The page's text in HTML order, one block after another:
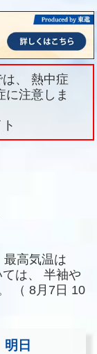
、 熱中症
に注意しま
最高気温は
は、
半袖や
（ 8月7日 10
明日